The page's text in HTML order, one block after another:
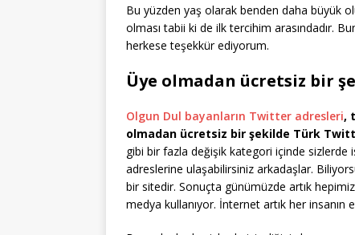
Bu yüzden yaş olarak benden daha büyük
olması tabii ki de ilk tercihim arasındadır.
herkese teşekkür ediyorum.
Üye olmadan ücretsiz bir
Olgun Dul bayanların Twitter adresleri,
olmadan ücretsiz bir şekilde Türk
gibi bir fazla değişik kategori içinde
adreslerine ulaşabilirsiniz arkadaşlar.
bir sitedir. Sonuçta günümüzde artık
medya kullanıyor. İnternet artık her insanın